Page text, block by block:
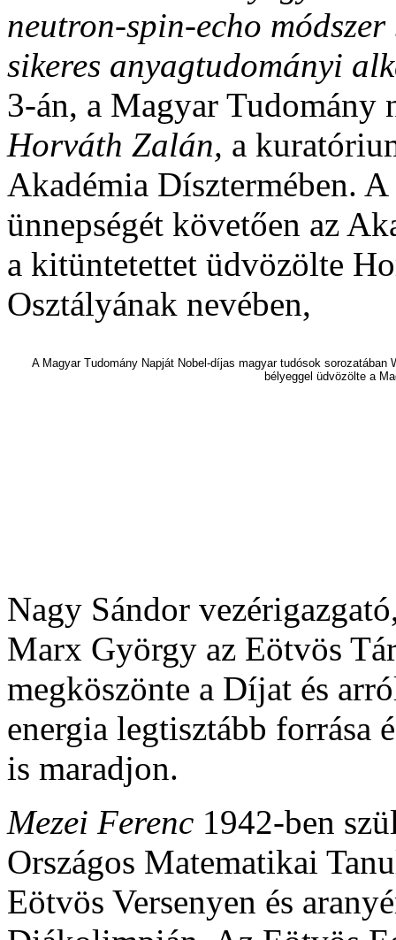
neutron-spin-echo módszer
sikeres anyagtudományi
3-án, a Magyar Tudomány
Horváth Zalán, a
Akadémia Dísztermében.
ünnepségét követően az
a kitüntetettet üdvözölte
Osztályának nevében,
A Magyar Tudomány Napját Nobel-díjas magyar tudósok sorozatában
bélyeggel üdvözölte a
Nagy Sándor
Marx György az Eötvös
megköszönte a Díjat és
energia legtisztább forrása
is maradjon.
Mezei Ferenc 1942-ben
Országos Matematikai
Eötvös Versenyen és